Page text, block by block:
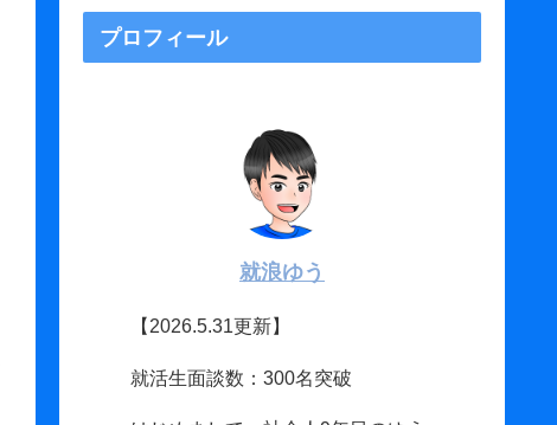
プロフィール
就浪ゆう
【2026.5.31更新】
就活生面談数：300名突破